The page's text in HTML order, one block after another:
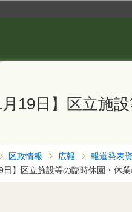
月19日】区立施
区政情報 広報 報道発表
日】区立施設等の臨時休園・休